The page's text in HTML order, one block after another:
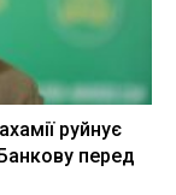
руйнує
перед